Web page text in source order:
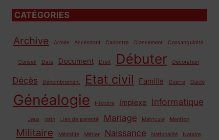
CATÉGORIES
Archive Armée Ascendant Cadastre Classement Consanguinité
Conseil Date Document Droit Débuter Décoration
Décès Dénombrement Etat civil Famille Guerre Guide
Généalogie Histoire Implexe Informatique
Jeux latin Lien de parenté Mariage Matricule Mention
Militaire Médaille Métier Naissance Nationalité Notaire